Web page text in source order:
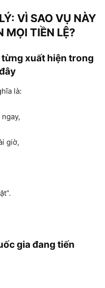
VÌ SAO VỤ NÀY
MỌI TIỀN LỆ?
từng xuất hiện trong
là:
giờ,
gia đang tiến